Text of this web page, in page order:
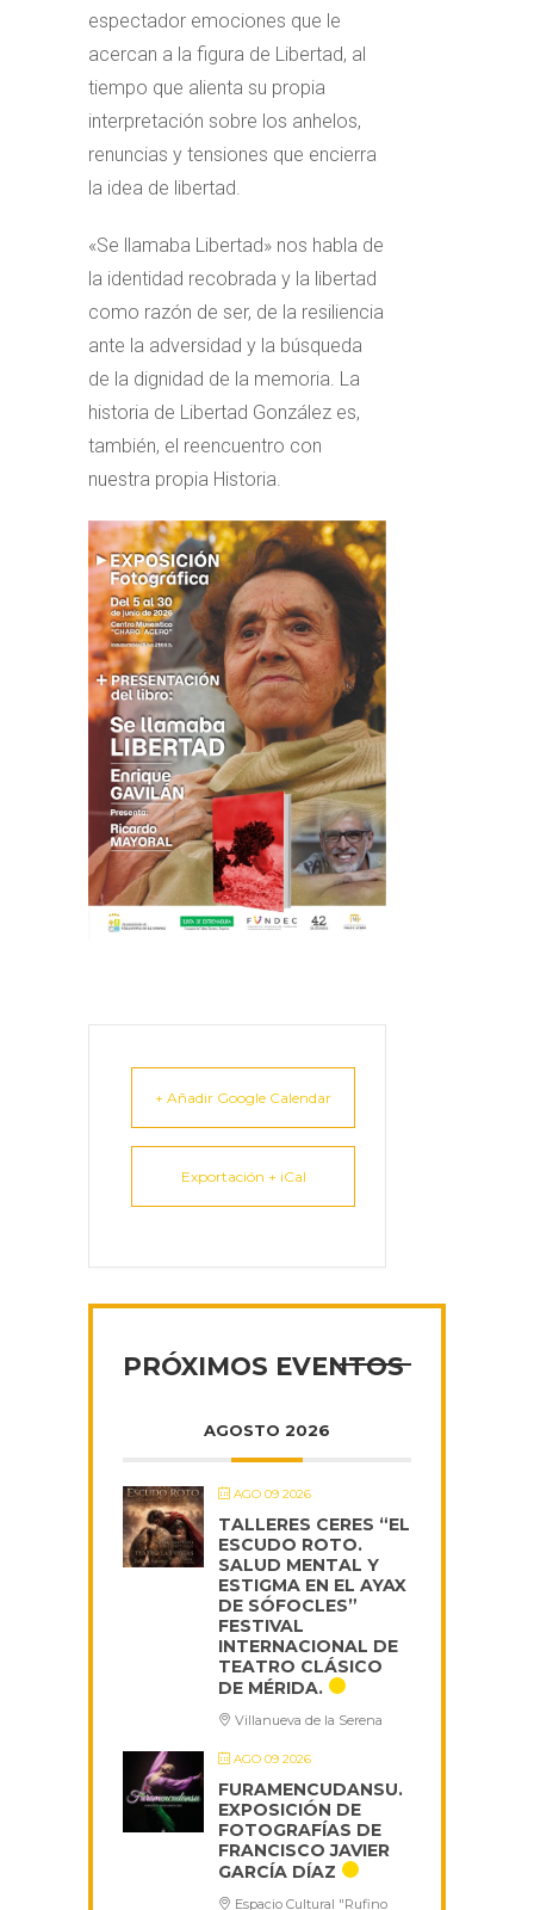
espectador emociones que le
acercan a la figura de Libertad, al
tiempo que alienta su propia
interpretación sobre los anhelos,
renuncias y tensiones que encierra
la idea de libertad.
«Se llamaba Libertad» nos habla de
la identidad recobrada y la libertad
como razón de ser, de la resiliencia
ante la adversidad y la búsqueda
de la dignidad de la memoria. La
historia de Libertad González es,
también, el reencuentro con
nuestra propia Historia.
+ Añadir Google Calendar
Exportación + iCal
PRÓXIMOS EVENTOS
AGOSTO 2026
AGO 09 2026
TALLERES CERES “EL
ESCUDO ROTO.
SALUD MENTAL Y
ESTIGMA EN EL AYAX
DE SÓFOCLES”
FESTIVAL
INTERNACIONAL DE
TEATRO CLÁSICO
DE MÉRIDA.
Villanueva de la Serena
AGO 09 2026
FURAMENCUDANSU.
EXPOSICIÓN DE
FOTOGRAFÍAS DE
FRANCISCO JAVIER
GARCÍA DÍAZ
Espacio Cultural "Rufino